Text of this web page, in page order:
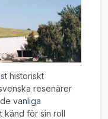
historiskt
resenärer
vanliga
känd för sin roll